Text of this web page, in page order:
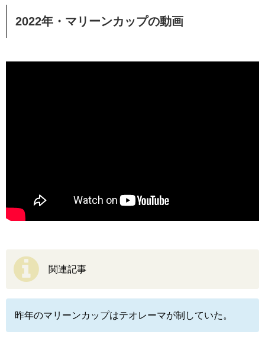
2022年・マリーンカップの動画
関連記事
昨年のマリーンカップはテオレーマが制していた。